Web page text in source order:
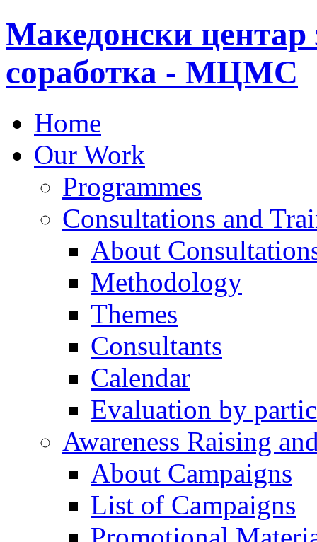
Македонски центар
соработка - МЦМС
Home
Our Work
Programmes
Consultations and
About
Methodology
Themes
Consultants
Calendar
Evaluation by
Awareness Raising
About Campaigns
List of Campaigns